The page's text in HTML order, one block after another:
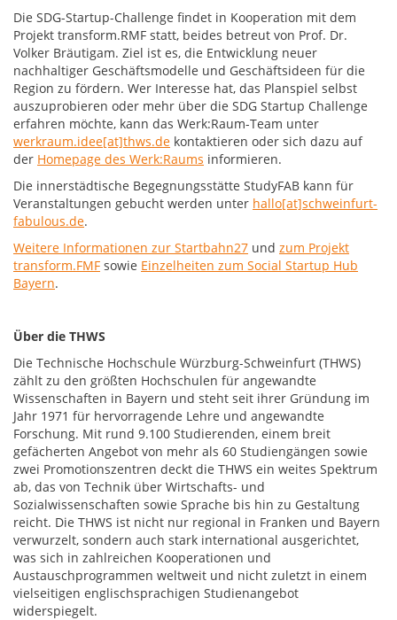
Die SDG-Startup-Challenge findet in Kooperation mit dem
Projekt transform.RMF statt, beides betreut von Prof. Dr.
Volker Bräutigam. Ziel ist es, die Entwicklung neuer
nachhaltiger Geschäftsmodelle und Geschäftsideen für die
Region zu fördern. Wer Interesse hat, das Planspiel selbst
auszuprobieren oder mehr über die SDG Startup Challenge
erfahren möchte, kann das Werk:Raum-Team unter
werkraum.idee[at]thws.de kontaktieren oder sich dazu auf
der Homepage des Werk:Raums informieren.
Die innerstädtische Begegnungsstätte StudyFAB kann für
Veranstaltungen gebucht werden unter hallo[at]schweinfurt-
fabulous.de.
Weitere Informationen zur Startbahn27 und zum Projekt
transform.FMF sowie Einzelheiten zum Social Startup Hub
Bayern.
Über die THWS
Die Technische Hochschule Würzburg-Schweinfurt (THWS)
zählt zu den größten Hochschulen für angewandte
Wissenschaften in Bayern und steht seit ihrer Gründung im
Jahr 1971 für hervorragende Lehre und angewandte
Forschung. Mit rund 9.100 Studierenden, einem breit
gefächerten Angebot von mehr als 60 Studiengängen sowie
zwei Promotionszentren deckt die THWS ein weites Spektrum
ab, das von Technik über Wirtschafts- und
Sozialwissenschaften sowie Sprache bis hin zu Gestaltung
reicht. Die THWS ist nicht nur regional in Franken und Bayern
verwurzelt, sondern auch stark international ausgerichtet,
was sich in zahlreichen Kooperationen und
Austauschprogrammen weltweit und nicht zuletzt in einem
vielseitigen englischsprachigen Studienangebot
widerspiegelt.